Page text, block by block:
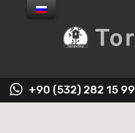
+90 (532) 282 15 99